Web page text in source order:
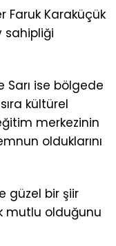
Faruk Karaküçük
sahipliği
Sarı ise bölgede
kültürel
merkezinin
olduklarını
güzel bir şiir
mutlu olduğunu